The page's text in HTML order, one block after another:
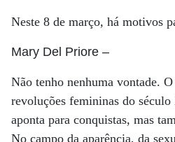
Neste 8 de março, há motivos
Mary Del Priore –
Não tenho nenhuma vontade.
revoluções femininas do
aponta para conquistas, mas
No campo da aparência, da